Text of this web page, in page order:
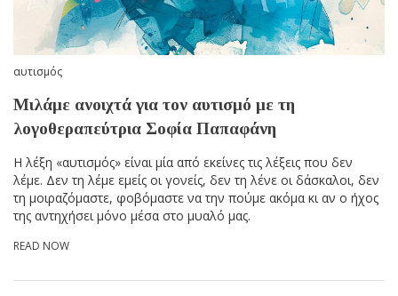
αυτισμός
Μιλάμε ανοιχτά για τον αυτισμό με τη
λογοθεραπεύτρια Σοφία Παπαφάνη
Η λέξη «αυτισμός» είναι μία από εκείνες τις λέξεις που δεν
λέμε. Δεν τη λέμε εμείς οι γονείς, δεν τη λένε οι δάσκαλοι, δεν
τη μοιραζόμαστε, φοβόμαστε να την πούμε ακόμα κι αν ο ήχος
της αντηχήσει μόνο μέσα στο μυαλό μας.
READ NOW